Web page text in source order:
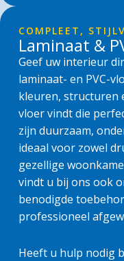
COMPLEET,
Laminaat &
Geef uw interieur
laminaat- en PVC-
kleuren, structuren
vloer vindt die
zijn duurzaam,
ideaal voor zowel
gezellige
vindt u bij ons ook
benodigde
professioneel
Heeft u hulp nodig